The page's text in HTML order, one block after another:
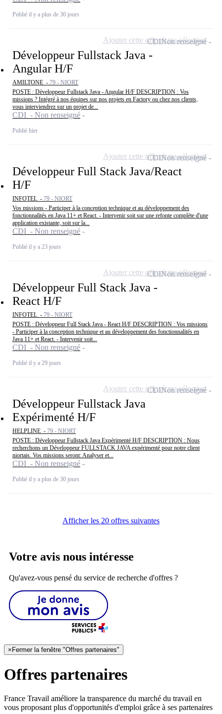
Publié il y a plus de 30 jours
Développeur Fullstack Java -
Angular H/F
AMILTONE - 79 - NIORT
POSTE : Développeur Fullstack Java - Angular H/F DESCRIPTION : Vos
missions ? Intégré à nos équipes sur nos projets en Factory ou chez nos clients,
vous interviendrez sur un projet de...
CDI - Non renseigné
Publié hier
CDINon renseigné
Ajouter cette offre à ma sélection
Développeur Full Stack Java/React
H/F
INFOTEL - 79 - NIORT
Vos missions - Participer à la conception technique et au développement des
fonctionnalités en Java 11+ et React. - Intervenir soit sur une refonte complète d'une
application existante, soit sur la...
CDI - Non renseigné
Publié il y a 23 jours
CDINon renseigné
Ajouter cette offre à ma sélection
Développeur Full Stack Java -
React H/F
INFOTEL - 79 - NIORT
POSTE : Développeur Full Stack Java - React H/F DESCRIPTION : Vos missions
- Participer à la conception technique et au développement des fonctionnalités en
Java 11+ et React. - Intervenir soit...
CDI - Non renseigné
Publié il y a 29 jours
CDINon renseigné
Ajouter cette offre à ma sélection
Développeur Fullstack Java
Expérimenté H/F
HELPLINE - 79 - NIORT
POSTE : Développeur Fullstack Java Expérimenté H/F DESCRIPTION : Nous
recherchons un Développeur FULLSTACK JAVA expérimenté pour notre client
niortais. Vos missions seront: Analyser et...
CDI - Non renseigné
Publié il y a plus de 30 jours
CDINon renseigné
Ajouter cette offre à ma sélection
Afficher les 20 offres suivantes
Votre avis nous intéresse
Qu'avez-vous pensé du service de recherche d'offres ?
×Fermer la fenêtre "Offres partenaires"
Offres partenaires
France Travail améliore la transparence du marché du travail en
vous proposant plus d'opportunités d'emploi grâce à ses partenaires